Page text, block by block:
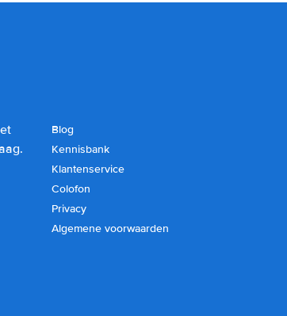
Blog
Kennisbank
Klantenservice
Colofon
Privacy
Algemene voorwaarden